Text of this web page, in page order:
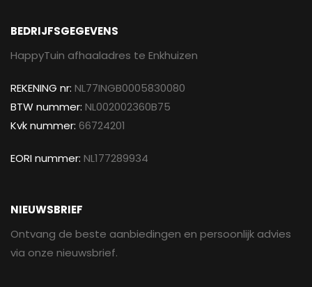
BEDRIJFSGEGEVENS
HappyTuin afhaaladres te Enkhuizen
REKENING nr: NL77INGB0005830080
BTW nummer: NL002002360B75
Kvk nummer: 66724201
EORI nummer: NL177289934
NIEUWSBRIEF
Ontvang de beste aanbiedingen en persoonlijk advies
via onze nieuwsbrief.